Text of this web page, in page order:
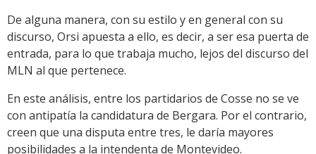
De alguna manera, con su estilo y en general con su
discurso, Orsi apuesta a ello, es decir, a ser esa puerta de
entrada, para lo que trabaja mucho, lejos del discurso del
MLN al que pertenece.
En este análisis, entre los partidarios de Cosse no se ve
con antipatía la candidatura de Bergara. Por el contrario,
creen que una disputa entre tres, le daría mayores
posibilidades a la intendenta de Montevideo.